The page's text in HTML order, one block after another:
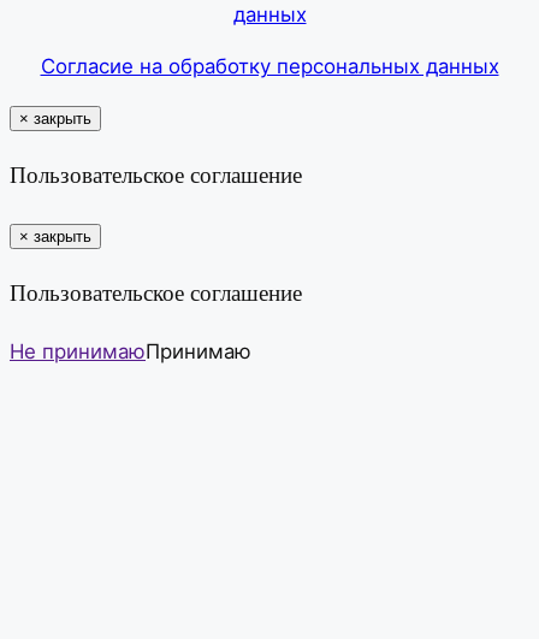
данных
Согласие на обработку персональных данных
× закрыть
Пользовательское соглашение
× закрыть
Пользовательское соглашение
Не принимаюПринимаю